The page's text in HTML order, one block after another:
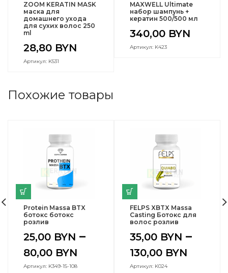
ZOOM KERATIN MASK
маска для
домашнего ухода
для сухих волос 250
ml
28,80 BYN
Артикул: K531
MAXWELL Ultimate
набор шампунь +
кератин 500/500 мл
340,00 BYN
Артикул: K423
Похожие товары
Protein Massa BTX
ботокс ботокс
розлив
25,00 BYN –
80,00 BYN
Артикул: K349-15-108
FELPS XBTX Massa
Casting Ботокс для
волос розлив
35,00 BYN –
130,00 BYN
Артикул: K024